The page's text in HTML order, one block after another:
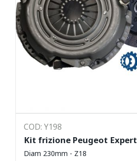
COD: Y198
Kit frizione Peugeot Expert
Diam 230mm - Z18